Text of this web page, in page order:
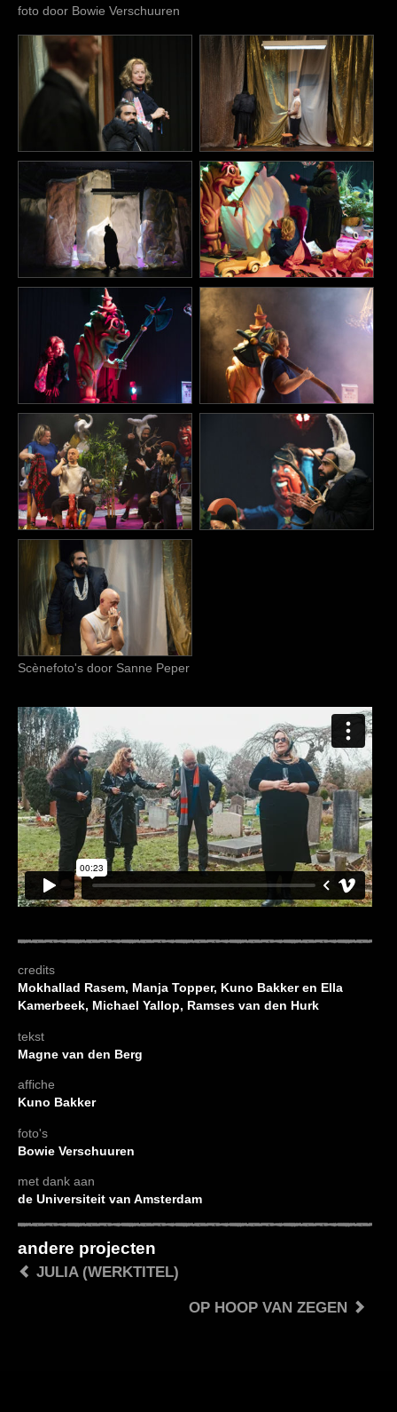
foto door Bowie Verschuuren
Scènefoto's door Sanne Peper
credits
Mokhallad Rasem, Manja Topper, Kuno Bakker en Ella
Kamerbeek, Michael Yallop, Ramses van den Hurk
tekst
Magne van den Berg
affiche
Kuno Bakker
foto's
Bowie Verschuuren
met dank aan
de Universiteit van Amsterdam
andere projecten
JULIA (WERKTITEL)
OP HOOP VAN ZEGEN